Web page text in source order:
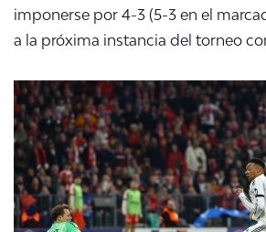
imponerse por 4-3 (5-3 en el
a la próxima instancia del torneo